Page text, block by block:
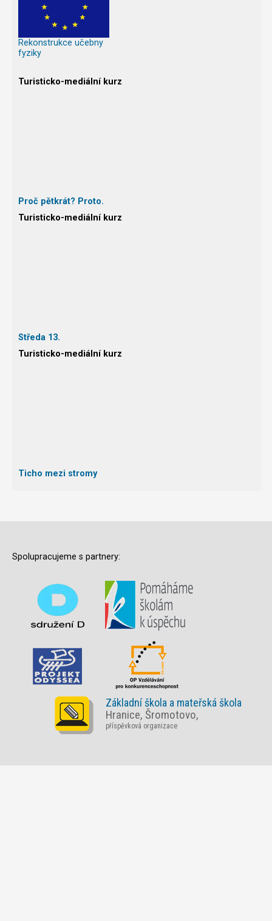
Rekonstrukce učebny
fyziky
Turisticko-mediální kurz
Proč pětkrát? Proto.
Turisticko-mediální kurz
Středa 13.
Turisticko-mediální kurz
Ticho mezi stromy
Spolupracujeme s partnery:
Základní škola a mateřská škola
Hranice, Šromotovo,
příspěvková organizace